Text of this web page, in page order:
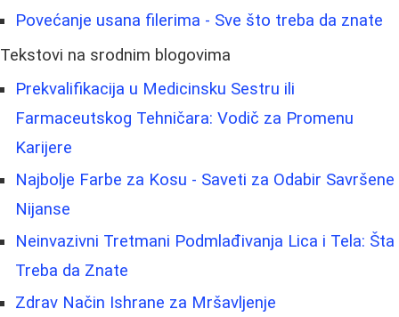
Povećanje usana filerima - Sve što treba da znate
Tekstovi na srodnim blogovima
Prekvalifikacija u Medicinsku Sestru ili
Farmaceutskog Tehničara: Vodič za Promenu
Karijere
Najbolje Farbe za Kosu - Saveti za Odabir Savršene
Nijanse
Neinvazivni Tretmani Podmlađivanja Lica i Tela: Šta
Treba da Znate
Zdrav Način Ishrane za Mršavljenje